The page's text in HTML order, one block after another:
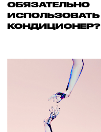
ОБЯЗАТЕЛЬНО
ИСПОЛЬЗОВАТЬ
КОНДИЦИОНЕР?